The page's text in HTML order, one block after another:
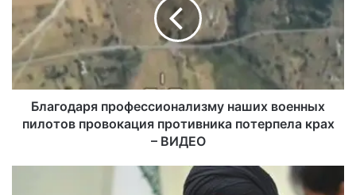
Благодаря профессионализму наших военных
пилотов провокация противника потерпела крах
– ВИДЕО